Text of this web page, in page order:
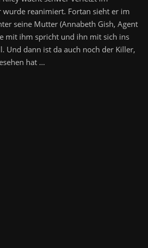
wurde reanimiert. Fortan sieht er im
seine Mutter (Annabeth Gish, Agent
mit ihm spricht und ihn mit sich ins
Und dann ist da auch noch der Killer,
hat …